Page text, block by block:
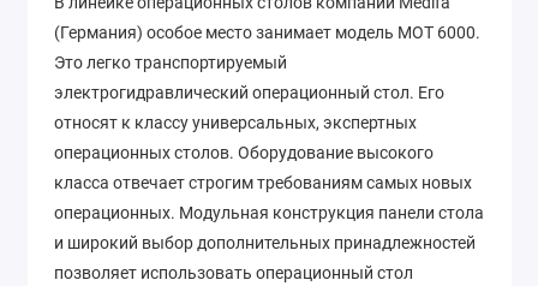
(Германия) особое место занимает модель MOT 6000.
Это легко транспортируемый
электрогидравлический операционный стол. Его
относят к классу универсальных, экспертных
операционных столов. Оборудование высокого
класса отвечает строгим требованиям самых новых
операционных. Модульная конструкция панели стола
и широкий выбор дополнительных принадлежностей
позволяет использовать операционный стол